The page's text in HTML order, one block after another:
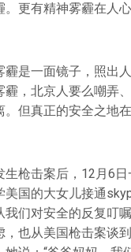
。更有精神雾霾在人
霾是一面镜子，照出
霾，北京人要么嘲弄
。但真正的安全之地
生枪击案后，12月6
美国的大女儿接通
我们对安全的反复叮
，也从美国枪击案谈